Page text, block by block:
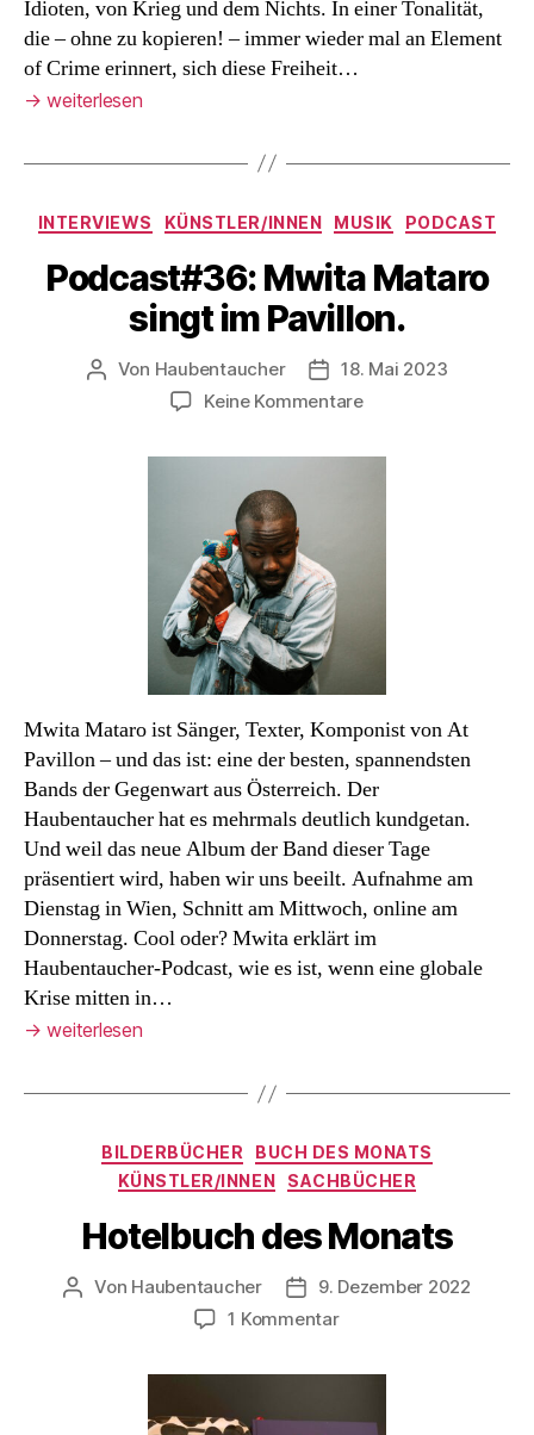
Idioten, von Krieg und dem Nichts. In einer Tonalität,
die – ohne zu kopieren! – immer wieder mal an Element
of Crime erinnert, sich diese Freiheit…
→ weiterlesen
Kategorien
INTERVIEWS KÜNSTLER/INNEN MUSIK PODCAST
Podcast#36: Mwita Mataro
singt im Pavillon.
Beitragsautor
Von Haubentaucher Veröffentlichungsdatum
18. Mai 2023
Keine Kommentarezu
Mwita
Mwita Mataro ist Sänger, Texter, Komponist von At
Pavillon – und das ist: eine der besten, spannendsten
Bands der Gegenwart aus Österreich. Der
Haubentaucher hat es mehrmals deutlich kundgetan.
Und weil das neue Album der Band dieser Tage
präsentiert wird, haben wir uns beeilt. Aufnahme am
Dienstag in Wien, Schnitt am Mittwoch, online am
Donnerstag. Cool oder? Mwita erklärt im
Haubentaucher-Podcast, wie es ist, wenn eine globale
Krise mitten in…
→ weiterlesen
Kategorien
BILDERBÜCHER
BUCH DES MONATS
KÜNSTLER/INNEN
SACHBÜCHER
Hotelbuch des Monats
Beitragsautor
Von Haubentaucher Veröffentlichungsdatum
9. Dezember 2022
1 Kommentarzu
des